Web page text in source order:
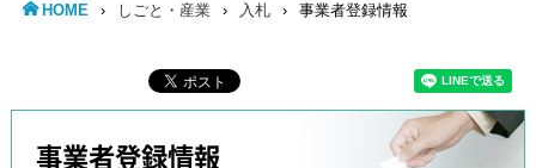
HOME › しごと・産業 › 入札 › 事業者登録情報
事業者登録情報